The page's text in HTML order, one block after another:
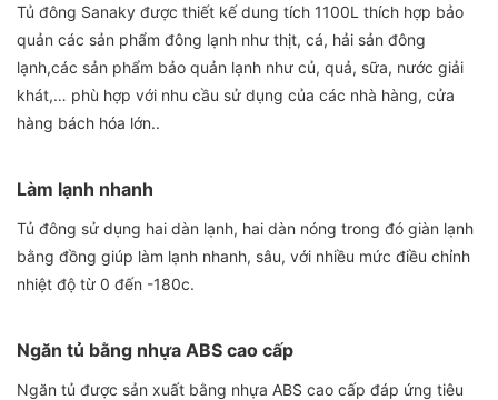
Tủ đông Sanaky được thiết kế dung tích 1100L thích hợp bảo
quản các sản phẩm đông lạnh như thịt, cá, hải sản đông
lạnh,các sản phẩm bảo quản lạnh như củ, quả, sữa, nước giải
khát,… phù hợp với nhu cầu sử dụng của các nhà hàng, cửa
hàng bách hóa lớn..
Làm lạnh nhanh
Tủ đông sử dụng hai dàn lạnh, hai dàn nóng trong đó giàn lạnh
bằng đồng giúp làm lạnh nhanh, sâu, với nhiều mức điều chỉnh
nhiệt độ từ 0 đến -180c.
Ngăn tủ bằng nhựa ABS cao cấp
Ngăn tủ được sản xuất bằng nhựa ABS cao cấp đáp ứng tiêu